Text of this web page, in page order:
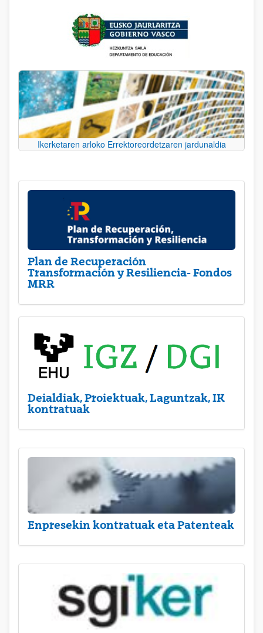
Ikerketaren arloko Errektoreordetzaren jardunaldia
Plan de Recuperación
Transformación y Resiliencia- Fondos
MRR
Deialdiak, Proiektuak, Laguntzak, IK
kontratuak
Enpresekin kontratuak eta Patenteak